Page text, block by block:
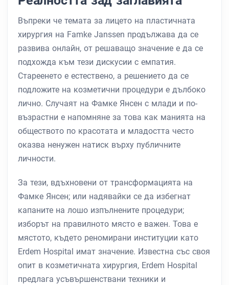
Въпреки че темата за лицето на пластичната
хирургия на Famke Janssen продължава да се
развива онлайн, от решаващо значение е да се
подхожда към тези дискусии с емпатия.
Стареенето е естествено, а решението да се
подложите на козметични процедури е дълбоко
лично. Случаят на Фамке Янсен с млади и по-
възрастни е напомняне за това как манията на
обществото по красотата и младостта често
оказва ненужен натиск върху публичните
личности.
За тези, вдъхновени от трансформацията на
Фамке Янсен; или надявайки се да избегнат
капаните на лошо изпълнените процедури;
изборът на правилното място е важен. Това е
мястото, където реномирани институции като
Erdem Hospital имат значение. Известна със своя
опит в козметичната хирургия, Erdem Hospital
предлага усъвършенствани техники и